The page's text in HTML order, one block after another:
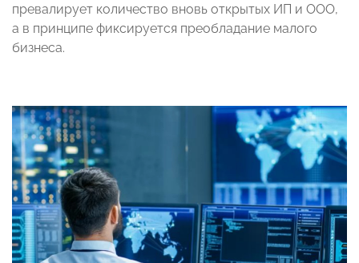
превалирует количество вновь открытых ИП и ООО,
а в принципе фиксируется преобладание малого
бизнеса.